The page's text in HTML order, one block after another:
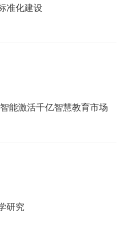
准化建设
能激活千亿智慧教育市场
研究